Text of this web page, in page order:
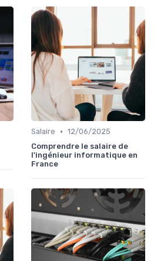
Salaire • 12/06/2025
Comprendre le salaire de
l'ingénieur informatique en
France